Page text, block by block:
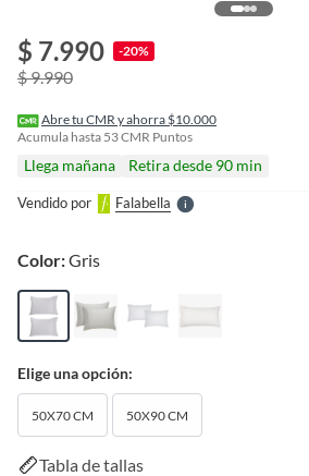
$ 7.990 -20%
$ 9.990
Abre tu CMR y ahorra $10.000
Acumula hasta 53CMR Puntos
Llega mañana Retira desde 90 min
Vendido por FalabellaS
l
e
r
Color:Gris
Elige una opción:
50X70 CM 50X90 CM
Tabla de tallas